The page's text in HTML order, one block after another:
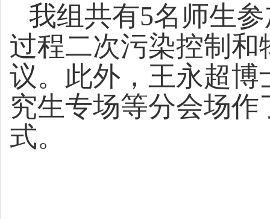
我组共有5名师生
过程二次污染控制
议。此外，王永超
究生专场等分会场
式。